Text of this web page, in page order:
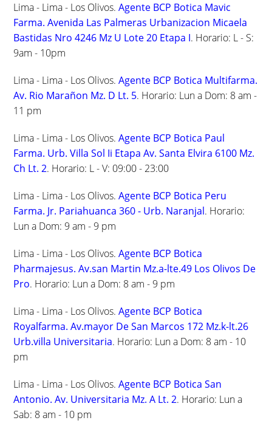
Lima - Lima - Los Olivos.Agente BCP Botica Mavic
Farma. Avenida Las Palmeras Urbanizacion Micaela
Bastidas Nro 4246 Mz U Lote 20 Etapa I. Horario: L - S:
9am - 10pm
Lima - Lima - Los Olivos.Agente BCP Botica Multifarma.
Av. Rio Marañon Mz. D Lt. 5. Horario: Lun a Dom: 8 am -
11 pm
Lima - Lima - Los Olivos.Agente BCP Botica Paul
Farma. Urb. Villa Sol Ii Etapa Av. Santa Elvira 6100 Mz.
Ch Lt. 2. Horario: L - V: 09:00 - 23:00
Lima - Lima - Los Olivos.Agente BCP Botica Peru
Farma. Jr. Pariahuanca 360 - Urb. Naranjal. Horario:
Lun a Dom: 9 am - 9 pm
Lima - Lima - Los Olivos.Agente BCP Botica
Pharmajesus. Av.san Martin Mz.a-lte.49 Los Olivos De
Pro. Horario: Lun a Dom: 8 am - 9 pm
Lima - Lima - Los Olivos.Agente BCP Botica
Royalfarma. Av.mayor De San Marcos 172 Mz.k-lt.26
Urb.villa Universitaria. Horario: Lun a Dom: 8 am - 10
pm
Lima - Lima - Los Olivos.Agente BCP Botica San
Antonio. Av. Universitaria Mz. A Lt. 2. Horario: Lun a
Sab: 8 am - 10 pm